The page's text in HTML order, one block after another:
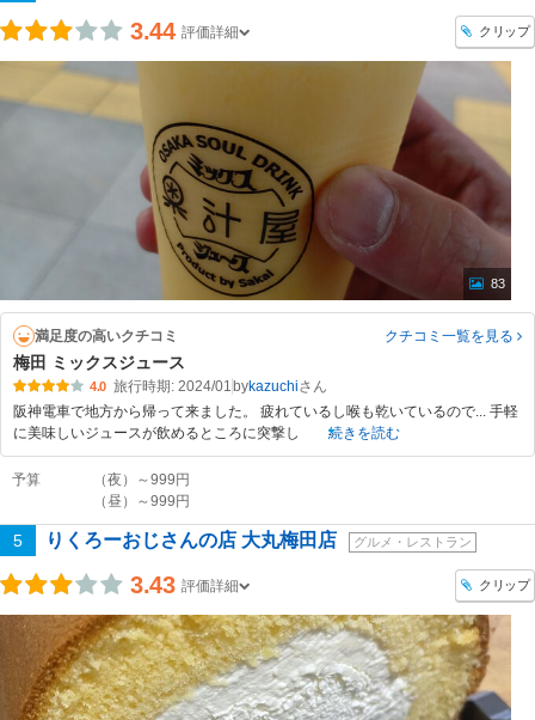
3.44 評価詳細 クリップ
83
満足度の高いクチコミ クチコミ一覧を見る
梅田 ミックスジュース
4.0 旅行時期: 2024/01 bykazuchi
阪神電車で地方から帰って来ました。 疲れているし喉も乾いているので... 手軽
に美味しいジュースが飲めるところに突撃し
続きを読む
予算
（夜）～999円
（昼）～999円
5 りくろーおじさんの店 大丸梅田店 グルメ・レストラン
3.43 評価詳細 クリップ